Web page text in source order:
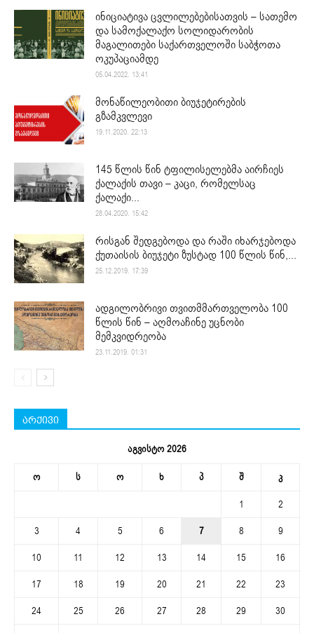
ინიციატივა ცვლილებებისათვის – სათემო
და სამოქალაქო სოლიდარობის
მაგალითები საქართველოში საბჭოთა
ოკუპაციამდე
05.04.2022. 13:41
მონაწილეობითი ბიუჯეტირების
გზამკვლევი
19.11.2020. 22:13
145 წლის წინ ტფილისელებმა აირჩიეს
ქალაქის თავი – კაცი, რომელსაც
ქალაქი...
28.04.2020. 15:42
რისგან შედგებოდა და რაში იხარჯებოდა
ქუთაისის ბიუჯეტი ზუსტად 100 წლის წინ,...
25.12.2019. 17:39
ადგილობრივი თვითმმართველობა 100
წლის წინ – აღმოაჩინე უცნობი
მემკვიდრეობა
23.11.2019. 01:31
არქივი
აგვისტო 2026
ო ს ო ხ პ შ კ
1
2
3
4 5 6 7 8
9
10
11 12 13 14 15
16
17
18 19 20 21 22
23
24
25 26 27 28 29
30